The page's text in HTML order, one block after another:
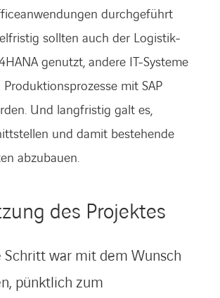
durchgeführt
sollten auch der Logistik-
genutzt, andere IT-Systeme
mit SAP
Und langfristig galt es,
und damit bestehende
abzubauen.
des Projektes
Schritt war mit dem Wunsch
pünktlich zum